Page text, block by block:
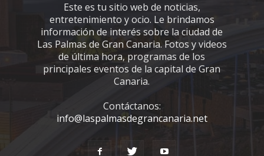
Este es tu sitio web de noticias,
entretenimiento y ocio. Le brindamos
información de interés sobre la ciudad de
Las Palmas de Gran Canaria. Fotos y videos
de última hora, programas de los
principales eventos de la capital de Gran
Canaria.
Contáctanos:
info@laspalmasdegrancanaria.net